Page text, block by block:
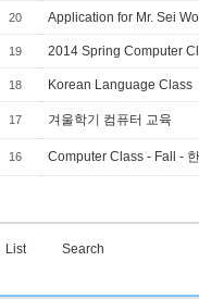
20 Application for Mr. Sei
19 2014 Spring Computer
18 Korean Language Class
17 겨울학기 컴퓨터 교육
16 Computer Class - Fall -
List Search